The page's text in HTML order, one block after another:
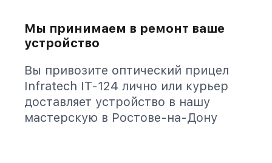
Мы принимаем в ремонт ваше
устройство
Вы привозите оптический прицел
Infratech IT-124 лично или курьер
доставляет устройство в нашу
мастерскую в Ростове-на-Дону